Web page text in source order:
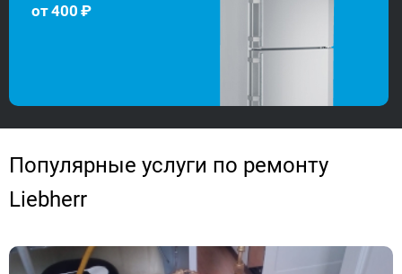
от400 ₽
Популярные услуги по ремонту
Liebherr